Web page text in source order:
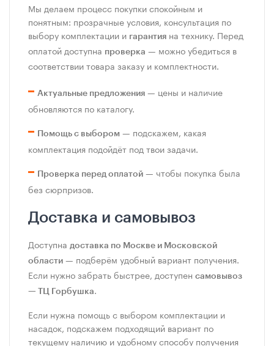
Мы делаем процесс покупки спокойным и
понятным: прозрачные условия, консультация по
выбору комплектации и гарантия на технику. Перед
оплатой доступна проверка — можно убедиться в
соответствии товара заказу и комплектности.
Актуальные предложения — цены и наличие
обновляются по каталогу.
Помощь с выбором — подскажем, какая
комплектация подойдёт под твои задачи.
Проверка перед оплатой — чтобы покупка была
без сюрпризов.
Доставка и самовывоз
Доступна доставка по Москве и Московской
области — подберём удобный вариант получения.
Если нужно забрать быстрее, доступен самовывоз
— ТЦ Горбушка.
Если нужна помощь с выбором комплектации и
насадок, подскажем подходящий вариант по
текущему наличию и удобному способу получения